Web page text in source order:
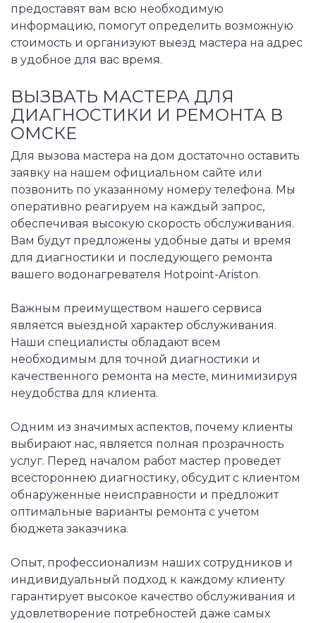
предоставят вам всю необходимую
информацию, помогут определить возможную
стоимость и организуют выезд мастера на адрес
в удобное для вас время.
ВЫЗВАТЬ МАСТЕРА ДЛЯ
ДИАГНОСТИКИ И РЕМОНТА В
ОМСКЕ
Для вызова мастера на дом достаточно оставить
заявку на нашем официальном сайте или
позвонить по указанному номеру телефона. Мы
оперативно реагируем на каждый запрос,
обеспечивая высокую скорость обслуживания.
Вам будут предложены удобные даты и время
для диагностики и последующего ремонта
вашего водонагревателя Hotpoint-Ariston.
Важным преимуществом нашего сервиса
является выездной характер обслуживания.
Наши специалисты обладают всем
необходимым для точной диагностики и
качественного ремонта на месте, минимизируя
неудобства для клиента.
Одним из значимых аспектов, почему клиенты
выбирают нас, является полная прозрачность
услуг. Перед началом работ мастер проведет
всестороннею диагностику, обсудит с клиентом
обнаруженные неисправности и предложит
оптимальные варианты ремонта с учетом
бюджета заказчика.
Опыт, профессионализм наших сотрудников и
индивидуальный подход к каждому клиенту
гарантирует высокое качество обслуживания и
удовлетворение потребностей даже самых